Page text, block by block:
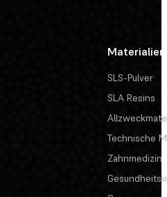
Materialien
SLS-Pulver
SLA Resins
Technische
Zahnmedizin